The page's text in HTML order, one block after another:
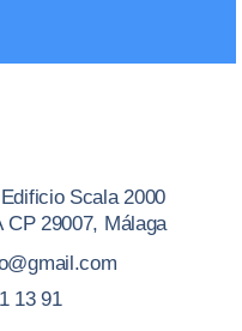
Scala 2000
CP 29007, Málaga
13 91